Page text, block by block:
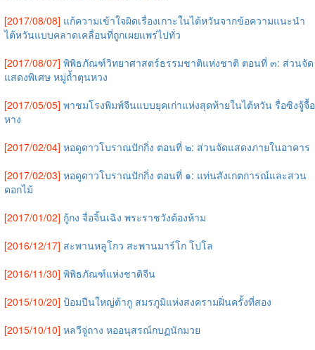
[2017/08/08] แก้ความเข้าใจผิดเรื่องเกาะในไต้หวันจากข้อความแนะนำ
ไต้หวันแบบคลาดเคลื่อนที่ถูกเผยแพร่ไปทั่ว
[2017/08/07] พิพิธภัณฑ์วิทยาศาสตร์ธรรมชาติแห่งชาติ ตอนที่ ๓: ส่วนจัด
แสดงพิเศษ หมู่ถ้ำตุนหวง
[2017/05/05] พาชมโรงพิมพ์จีนแบบยุคเก่าแห่งสุดท้ายในไต้หวัน รื่อซิงจู้จื้อ
หาง
[2017/02/04] หอดูดาวโบราณปักกิ่ง ตอนที่ ๒: ส่วนจัดแสดงภายในอาคาร
[2017/02/03] หอดูดาวโบราณปักกิ่ง ตอนที่ ๑: แท่นสังเกตการณ์และสวน
ดอกไม้
[2017/01/02] กู้กง จื่อจิ้นเฉิง พระราชวังต้องห้าม
[2016/12/17] สะพานหลูโกว สะพานมาร์โก โปโล
[2016/11/30] พิพิธภัณฑ์แห่งชาติจีน
[2015/10/20] ป้อมปืนใหญ่ต้ากู สมรภูมิแห่งสงครามฝิ่นครั้งที่สอง
[2015/10/10] หลวีจู่ถาง หออนุสรณ์กบฏนักมวย